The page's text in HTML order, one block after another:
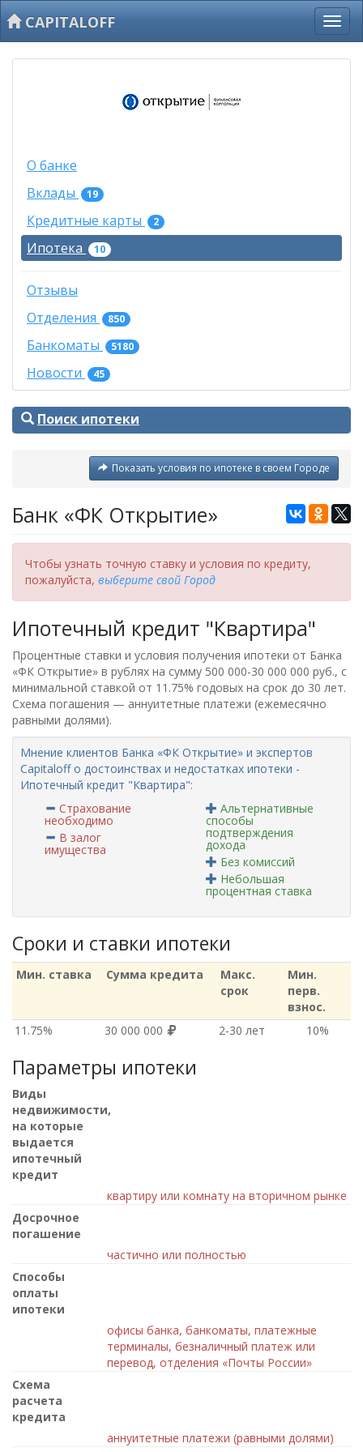
CAPITALOFF
О банке
Вклады
19
Кредитные карты 2
Ипотека 10
Отзывы
Отделения
850
Банкоматы 5180
Новости 45
Поиск ипотеки
Показать условия по ипотеке в своем Городе
Банк «ФК Открытие»
Чтобы узнать точную ставку и условия по кредиту,
пожалуйста, выберите свой Город
Ипотечный кредит "Квартира"
Процентные ставки и условия получения ипотеки от Банка
«ФК Открытие» в рублях на сумму 500 000-30 000 000 руб., с
минимальной ставкой от 11.75% годовых на срок до 30 лет.
Схема погашения — аннуитетные платежи (ежемесячно
равными долями).
Мнение клиентов Банка «ФК Открытие» и экспертов
Capitaloff о достоинствах и недостатках ипотеки -
Ипотечный кредит "Квартира":
Страхование
необходимо
В залог
имущества
Альтернативные
способы
подтверждения
дохода
Без комиссий
Небольшая
процентная ставка
Сроки и ставки ипотеки
Мин. ставка Сумма кредита
Макс.
срок
Мин.
перв.
взнос.
11.75%
30 000 000 2‑30 лет 10%
Параметры ипотеки
Виды
недвижимости,
на которые
выдается
ипотечный
кредит
квартиру или комнату на вторичном рынке
Досрочное
погашение
частично или полностью
Способы
оплаты
ипотеки
офисы банка, банкоматы, платежные
терминалы, безналичный платеж или
перевод, отделения «Почты России»
Схема
расчета
кредита
аннуитетные платежи (равными долями)